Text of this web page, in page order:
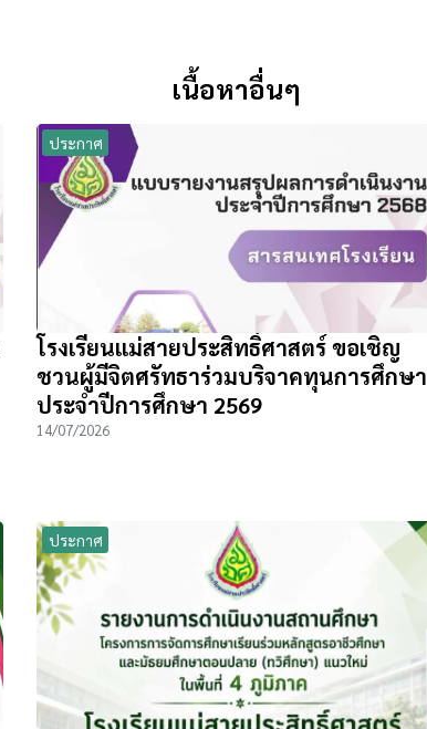
เนื้อหาอื่นๆ
ประกาศ
โรงเรียนแม่สายประสิทธิ์ศาสตร์ ขอเชิญ
ชวนผู้มีจิตศรัทธาร่วมบริจาคทุนการศึกษา
ประจำปีการศึกษา 2569
14/07/2026
ประกาศ